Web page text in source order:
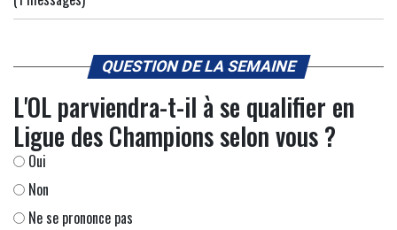
QUESTION DE LA SEMAINE
L'OL parviendra-t-il à se qualifier en
Ligue des Champions selon vous ?
Oui
Non
Ne se prononce pas